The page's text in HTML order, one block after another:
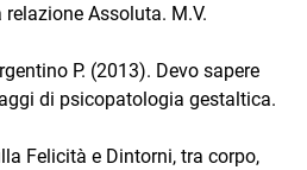
relazione Assoluta. M.V.
P. (2013). Devo sapere
di psicopatologia gestaltica.
Felicità e Dintorni, tra corpo,